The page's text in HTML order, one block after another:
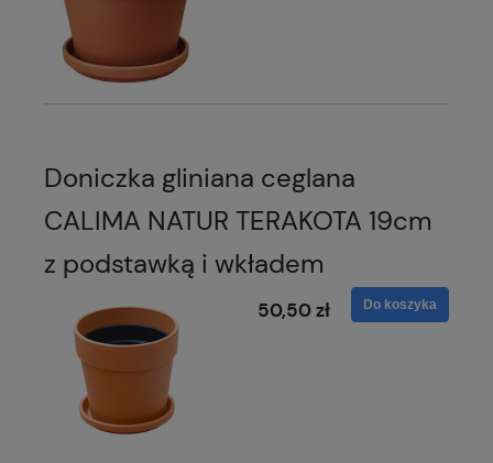
Doniczka gliniana ceglana
CALIMA NATUR TERAKOTA 19cm
z podstawką i wkładem
50,50 zł Do koszyka